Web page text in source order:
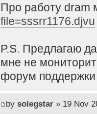
Про работу dram
file=sssrr1176.djvu
P.S. Предлагаю
мне не
форум
by solegstar» 19 Nov